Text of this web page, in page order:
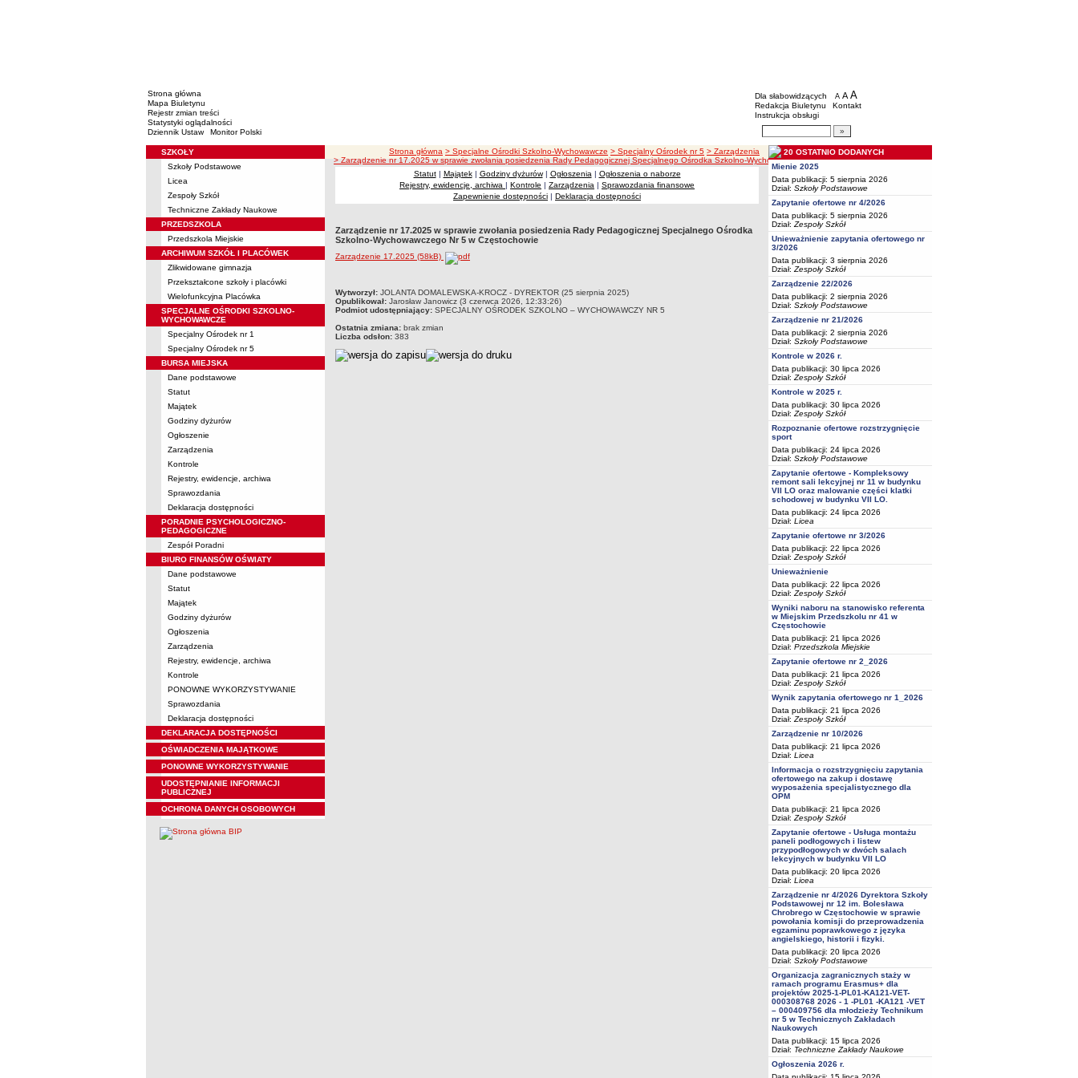
Strona główna
Mapa Biuletynu
Rejestr zmian treści
Statystyki oglądalności
Dziennik Ustaw
Monitor Polski
BIP - Oświata Częstochowa
Menu dodatkowe
Dla słabowidzących A pomniejsz czcionkę
A standardowy rozmiar czcionki
A
Redakcja Biuletynu
Kontakt
Instrukcja obsługi
Wyszukiwarka artykułów
Menu
SZKOŁY
Szkoły Podstawowe
Licea
Zespoły Szkół
Techniczne Zakłady Naukowe
PRZEDSZKOLA
Przedszkola Miejskie
ARCHIWUM SZKÓŁ I PLACÓWEK
Zlikwidowane gimnazja
Przekształcone szkoły i placówki
Wielofunkcyjna Placówka
SPECJALNE OŚRODKI SZKOLNO-
WYCHOWAWCZE
Specjalny Ośrodek nr 1
Specjalny Ośrodek nr 5
BURSA MIEJSKA
Dane podstawowe
Statut
Majątek
Godziny dyżurów
Ogłoszenie
Zarządzenia
Kontrole
Rejestry, ewidencje, archiwa
Sprawozdania
Deklaracja dostępności
PORADNIE PSYCHOLOGICZNO-
PEDAGOGICZNE
Zespół Poradni
BIURO FINANSÓW OŚWIATY
Dane podstawowe
Statut
Majątek
Godziny dyżurów
Ogłoszenia
Zarządzenia
Rejestry, ewidencje, archiwa
Kontrole
PONOWNE WYKORZYSTYWANIE
Sprawozdania
Deklaracja dostępności
DEKLARACJA DOSTĘPNOŚCI
OŚWIADCZENIA MAJĄTKOWE
PONOWNE WYKORZYSTYWANIE
UDOSTĘPNIANIE INFORMACJI
PUBLICZNEJ
OCHRONA DANYCH OSOBOWYCH
ścieżka nawigacji
Strona główna > Specjalne Ośrodki Szkolno-Wychowawcze > Specjalny Ośrodek nr 5 > Zarządzenia
> Zarządzenie nr 17.2025 w sprawie zwołania posiedzenia Rady Pedagogicznej Specjalnego Ośrodka Szkolno-Wychowawczego Nr 5 w Częstochowie
Statut| Majątek| Godziny dyżurów| Ogłoszenia | Ogłoszenia o naborze
Rejestry, ewidencje, archiwa | Kontrole | Zarządzenia | Sprawozdania finansowe
Zapewnienie dostępności | Deklaracja dostępności
Zarządzenie nr 17.2025 w sprawie zwołania posiedzenia Rady Pedagogicznej Specjalnego Ośrodka
Szkolno-Wychowawczego Nr 5 w Częstochowie
Zarządzenie 17.2025 (58kB)
metryczka
Wytworzył: JOLANTA DOMALEWSKA-KROCZ - DYREKTOR (25 sierpnia 2025)
Opublikował: Jarosław Janowicz (3 czerwca 2026, 12:33:26)
Podmiot udostępniający: SPECJALNY OŚRODEK SZKOLNO – WYCHOWAWCZY NR 5
Ostatnia zmiana: brak zmian
Liczba odsłon: 383
20 OSTATNIO DODANYCH
Mienie 2025
Data publikacji: 5 sierpnia 2026
Dział: Szkoły Podstawowe
Zapytanie ofertowe nr 4/2026
Data publikacji: 5 sierpnia 2026
Dział: Zespoły Szkół
Unieważnienie zapytania ofertowego nr
3/2026
Data publikacji: 3 sierpnia 2026
Dział: Zespoły Szkół
Zarządzenie 22/2026
Data publikacji: 2 sierpnia 2026
Dział: Szkoły Podstawowe
Zarządzenie nr 21/2026
Data publikacji: 2 sierpnia 2026
Dział: Szkoły Podstawowe
Kontrole w 2026 r.
Data publikacji: 30 lipca 2026
Dział: Zespoły Szkół
Kontrole w 2025 r.
Data publikacji: 30 lipca 2026
Dział: Zespoły Szkół
Rozpoznanie ofertowe rozstrzygnięcie
sport
Data publikacji: 24 lipca 2026
Dział: Szkoły Podstawowe
Zapytanie ofertowe - Kompleksowy
remont sali lekcyjnej nr 11 w budynku
VII LO oraz malowanie części klatki
schodowej w budynku VII LO.
Data publikacji: 24 lipca 2026
Dział: Licea
Zapytanie ofertowe nr 3/2026
Data publikacji: 22 lipca 2026
Dział: Zespoły Szkół
Unieważnienie
Data publikacji: 22 lipca 2026
Dział: Zespoły Szkół
Wyniki naboru na stanowisko referenta
w Miejskim Przedszkolu nr 41 w
Częstochowie
Data publikacji: 21 lipca 2026
Dział: Przedszkola Miejskie
Zapytanie ofertowe nr 2_2026
Data publikacji: 21 lipca 2026
Dział: Zespoły Szkół
Wynik zapytania ofertowego nr 1_2026
Data publikacji: 21 lipca 2026
Dział: Zespoły Szkół
Zarządzenie nr 10/2026
Data publikacji: 21 lipca 2026
Dział: Licea
Informacja o rozstrzygnięciu zapytania
ofertowego na zakup i dostawę
wyposażenia specjalistycznego dla
OPM
Data publikacji: 21 lipca 2026
Dział: Zespoły Szkół
Zapytanie ofertowe - Usługa montażu
paneli podłogowych i listew
przypodłogowych w dwóch salach
lekcyjnych w budynku VII LO
Data publikacji: 20 lipca 2026
Dział: Licea
Zarządzenie nr 4/2026 Dyrektora Szkoły
Podstawowej nr 12 im. Bolesława
Chrobrego w Częstochowie w sprawie
powołania komisji do przeprowadzenia
egzaminu poprawkowego z języka
angielskiego, historii i fizyki.
Data publikacji: 20 lipca 2026
Dział: Szkoły Podstawowe
Organizacja zagranicznych staży w
ramach programu Erasmus+ dla
projektów 2025-1-PL01-KA121-VET-
000308768 2026 - 1 -PL01 -KA121 -VET
– 000409756 dla młodzieży Technikum
nr 5 w Technicznych Zakładach
Naukowych
Data publikacji: 15 lipca 2026
Dział: Techniczne Zakłady Naukowe
Ogłoszenia 2026 r.